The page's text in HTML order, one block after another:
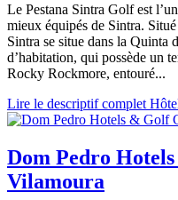
Le Pestana Sintra Golf est
mieux équipés de Sintra.
Sintra se situe dans la Quinta
d’habitation, qui possède un
Rocky Rockmore, entouré...
Lire le descriptif complet
Dom Pedro
Vilamoura